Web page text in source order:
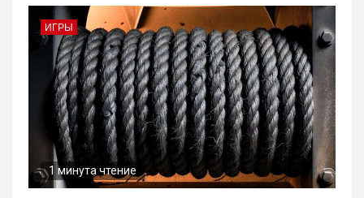
ИГРЫ
1 минута чтение